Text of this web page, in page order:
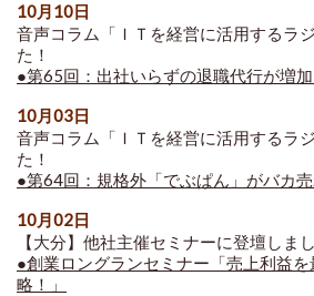
10月10日
音声コラム「ＩＴを経営に活用するラ
た！
●第65回：出社いらずの退職代行が増加
10月03日
音声コラム「ＩＴを経営に活用するラ
た！
●第64回：規格外「でぶぱん」がバカ売
10月02日
【大分】他社主催セミナーに登壇しま
●創業ロングランセミナー「売上利益
略！」